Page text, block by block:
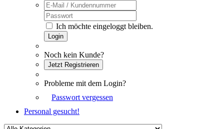
Ich möchte eingeloggt bleiben.
Login
Noch kein Kunde?
Jetzt Registrieren
Probleme mit dem Login?
Passwort vergessen
Personal gesucht!